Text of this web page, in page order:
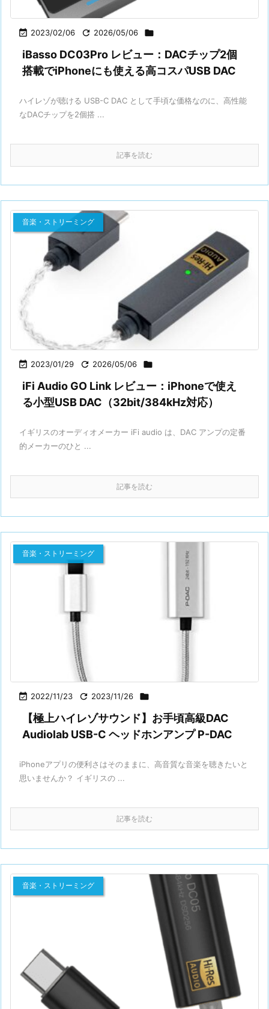
 2023/02/06  2026/05/06 
iBasso DC03Pro レビュー：DACチップ2個
搭載でiPhoneにも使える高コスパUSB DAC
ハイレゾが聴ける USB-C DAC として手頃な価格なのに、高性能
なDACチップを2個搭 ...
記事を読む
 2023/01/29  2026/05/06 
音楽・ストリーミング
iFi Audio GO Link レビュー：iPhoneで使え
る小型USB DAC（32bit/384kHz対応）
イギリスのオーディオメーカー iFi audio は、DAC アンプの定番
的メーカーのひと ...
記事を読む
 2022/11/23  2023/11/26 
音楽・ストリーミング
【極上ハイレゾサウンド】お手頃高級DAC
Audiolab USB-C ヘッドホンアンプ P-DAC
iPhoneアプリの便利さはそのままに、高音質な音楽を聴きたいと
思いませんか？ イギリスの ...
記事を読む
音楽・ストリーミング